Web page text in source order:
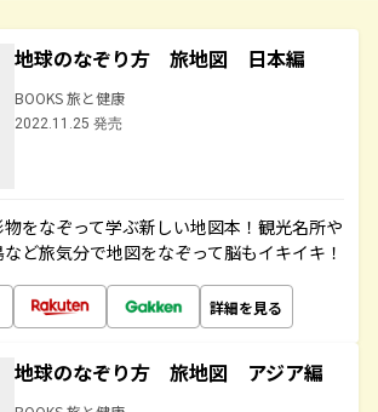
地球のなぞり方 旅地図 日本編
BOOKS 旅と健康
2022.11.25 発売
をなぞって学ぶ新しい地図本！観光名所や
ど旅気分で地図をなぞって脳もイキイキ！
詳細を見る
地球のなぞり方 旅地図 アジア編